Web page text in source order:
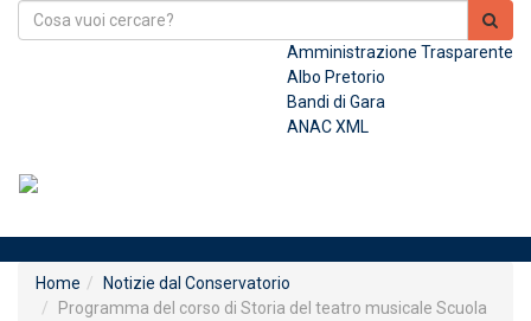
Amministrazione Trasparente
Albo Pretorio
Bandi di Gara
ANAC XML
Home
Notizie dal Conservatorio
Programma del corso di Storia del teatro musicale Scuola